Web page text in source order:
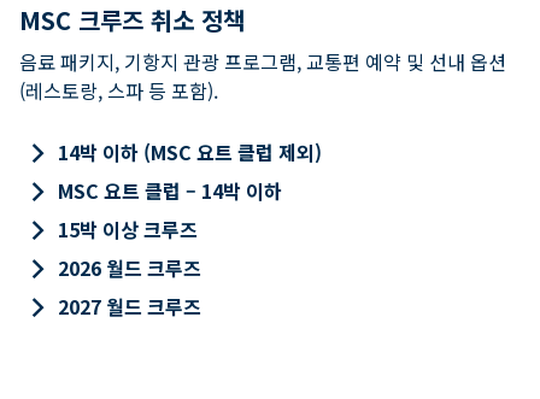
MSC 크루즈 취소 정책
음료 패키지, 기항지 관광 프로그램, 교통편 예약 및 선내 옵션
(레스토랑, 스파 등 포함).
keyboard_arrow_right 14박 이하 (MSC 요트 클럽 제외)
keyboard_arrow_right MSC 요트 클럽 – 14박 이하
keyboard_arrow_right 15박 이상 크루즈
keyboard_arrow_right 2026 월드 크루즈
keyboard_arrow_right 2027 월드 크루즈